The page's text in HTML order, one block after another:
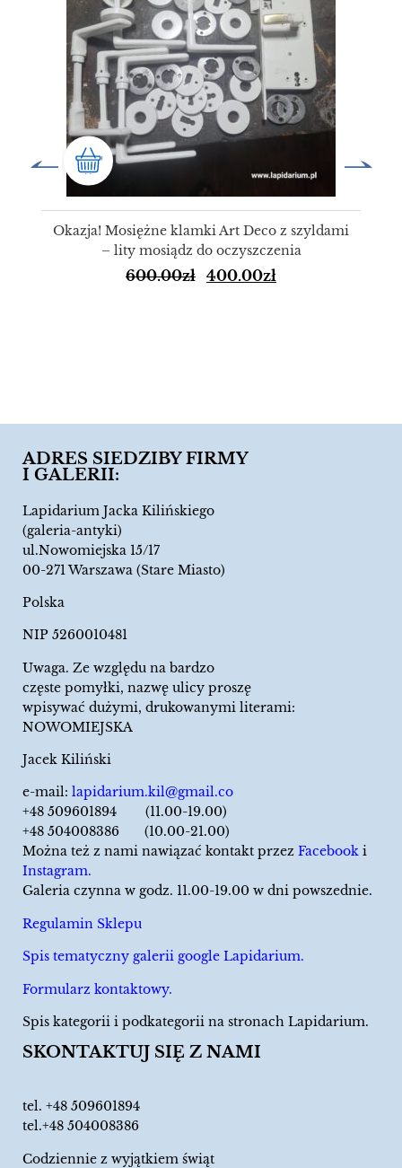
Okazja! Mosiężne klamki Art Deco z szyldami
– lity mosiądz do oczyszczenia
600.00zł 400.00zł
ADRES SIEDZIBY FIRMY
I GALERII:
Lapidarium Jacka Kilińskiego
(galeria-antyki)
ul.Nowomiejska 15/17
00-271 Warszawa (Stare Miasto)
Polska
NIP 5260010481
Uwaga. Ze względu na bardzo
częste pomyłki, nazwę ulicy proszę
wpisywać dużymi, drukowanymi literami:
NOWOMIEJSKA
Jacek Kiliński
e-mail: lapidarium.kil@gmail.co
+48 509601894 (11.00-19.00)
+48 504008386 (10.00-21.00)
Można też z nami nawiązać kontakt przez Facebook i
Instagram.
Galeria czynna w godz. 11.00-19.00 w dni powszednie.
Regulamin Sklepu
Spis tematyczny galerii google Lapidarium.
Formularz kontaktowy.
Spis kategorii i podkategorii na stronach Lapidarium.
SKONTAKTUJ SIĘ Z NAMI
tel. +48 509601894
tel.+48 504008386
Codziennie z wyjątkiem świąt